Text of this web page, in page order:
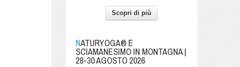
Scopri di più
NATURYOGA® E
SCIAMANESIMO IN MONTAGNA |
28-30 AGOSTO 2026